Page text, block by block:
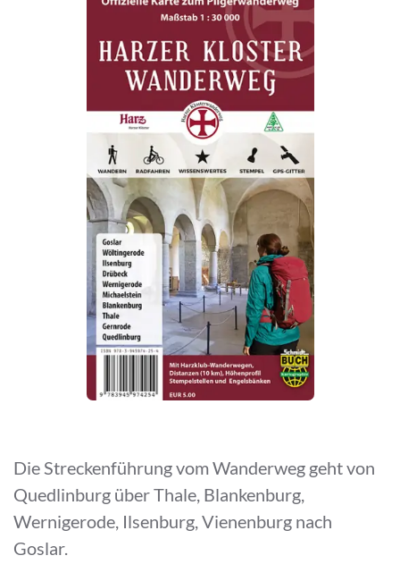
Die Streckenführung vom Wanderweg geht von
Quedlinburg über Thale, Blankenburg,
Wernigerode, Ilsenburg, Vienenburg nach
Goslar.